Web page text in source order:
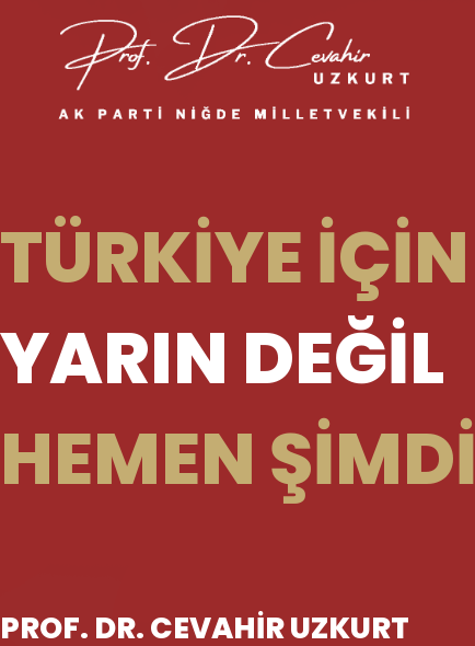
TÜRKİYE İÇİN
YARIN DEĞİL
HEMEN ŞİMDİ
PROF. DR. CEVAHİR UZKURT